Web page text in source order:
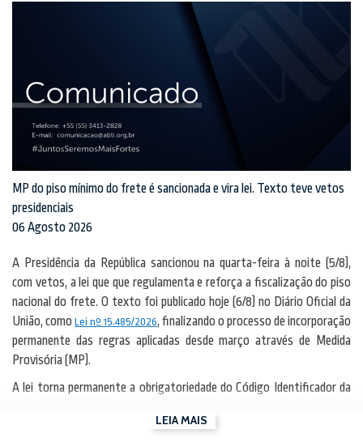
MP do piso mínimo do frete é sancionada e vira lei. Texto teve vetos
presidenciais
06 Agosto 2026
A Presidência da República sancionou na quarta-feira à noite (5/8),
com vetos, a lei que que regulamenta e reforça a fiscalização do piso
nacional do frete. O texto foi publicado hoje (6/8) no Diário Oficial da
União, como Lei nº 15.485/2026, finalizando o processo de incorporação
permanente das regras aplicadas desde março através de Medida
Provisória (MP).
A lei torna permanente a obrigatoriedade do Código Identificador da
operações de frete e permite maior controle sobre o cumprimento do
LEIA MAIS